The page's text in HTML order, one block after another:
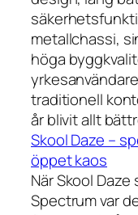
metallchassi,
höga
traditionell
år blivit allt
Skool Daze –
öppet kaos
När Skool
Spectrum var